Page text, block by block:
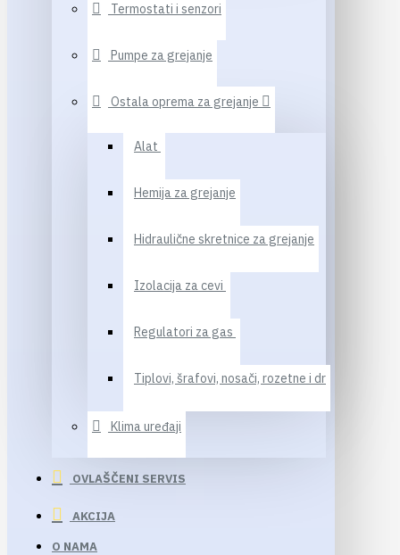
Termostati i senzori
Pumpe za grejanje
Ostala oprema za grejanje
Alat
Hemija za grejanje
Hidraulične skretnice za grejanje
Izolacija za cevi
Regulatori za gas
Tiplovi, šrafovi, nosači, rozetne i dr
Klima uređaji
OVLAŠČENI SERVIS
AKCIJA
O NAMA